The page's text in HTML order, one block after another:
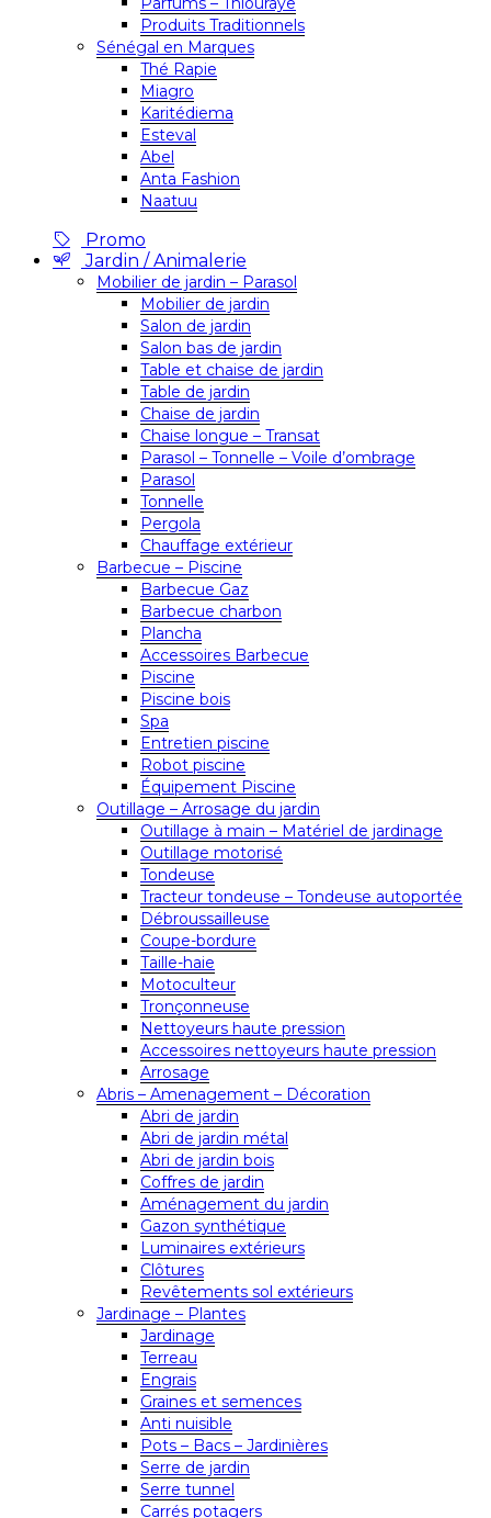
Produits Traditionnels
Sénégal en Marques
Thé Rapie
Miagro
Karitédiema
Esteval
Abel
Anta Fashion
Naatuu
Promo
Jardin / Animalerie
Mobilier de jardin – Parasol
Mobilier de jardin
Salon de jardin
Salon bas de jardin
Table et chaise de jardin
Table de jardin
Chaise de jardin
Chaise longue – Transat
Parasol – Tonnelle – Voile d’ombrage
Parasol
Tonnelle
Pergola
Chauffage extérieur
Barbecue – Piscine
Barbecue Gaz
Barbecue charbon
Plancha
Accessoires Barbecue
Piscine
Piscine bois
Spa
Entretien piscine
Robot piscine
Équipement Piscine
Outillage – Arrosage du jardin
Outillage à main – Matériel de jardinage
Outillage motorisé
Tondeuse
Tracteur tondeuse – Tondeuse autoportée
Débroussailleuse
Coupe-bordure
Taille-haie
Motoculteur
Tronçonneuse
Nettoyeurs haute pression
Accessoires nettoyeurs haute pression
Arrosage
Abris – Amenagement – Décoration
Abri de jardin
Abri de jardin métal
Abri de jardin bois
Coffres de jardin
Aménagement du jardin
Gazon synthétique
Luminaires extérieurs
Clôtures
Revêtements sol extérieurs
Jardinage – Plantes
Jardinage
Terreau
Engrais
Graines et semences
Anti nuisible
Pots – Bacs – Jardinières
Serre de jardin
Serre tunnel
Carrés potagers